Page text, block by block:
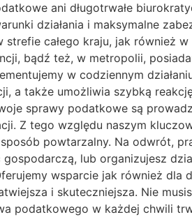
ani długotrwałe
działania i maksymalne
całego kraju, jak również w
bądź też, w metropolii,
w codziennym
a także umożliwia szybką
sprawy podatkowe są
Z tego względu naszym
powtarzalny. Na odwrót,
lub organizujesz
wsparcie jak również dla
i skuteczniejsza. Nie
podatkowego w każdej chwili